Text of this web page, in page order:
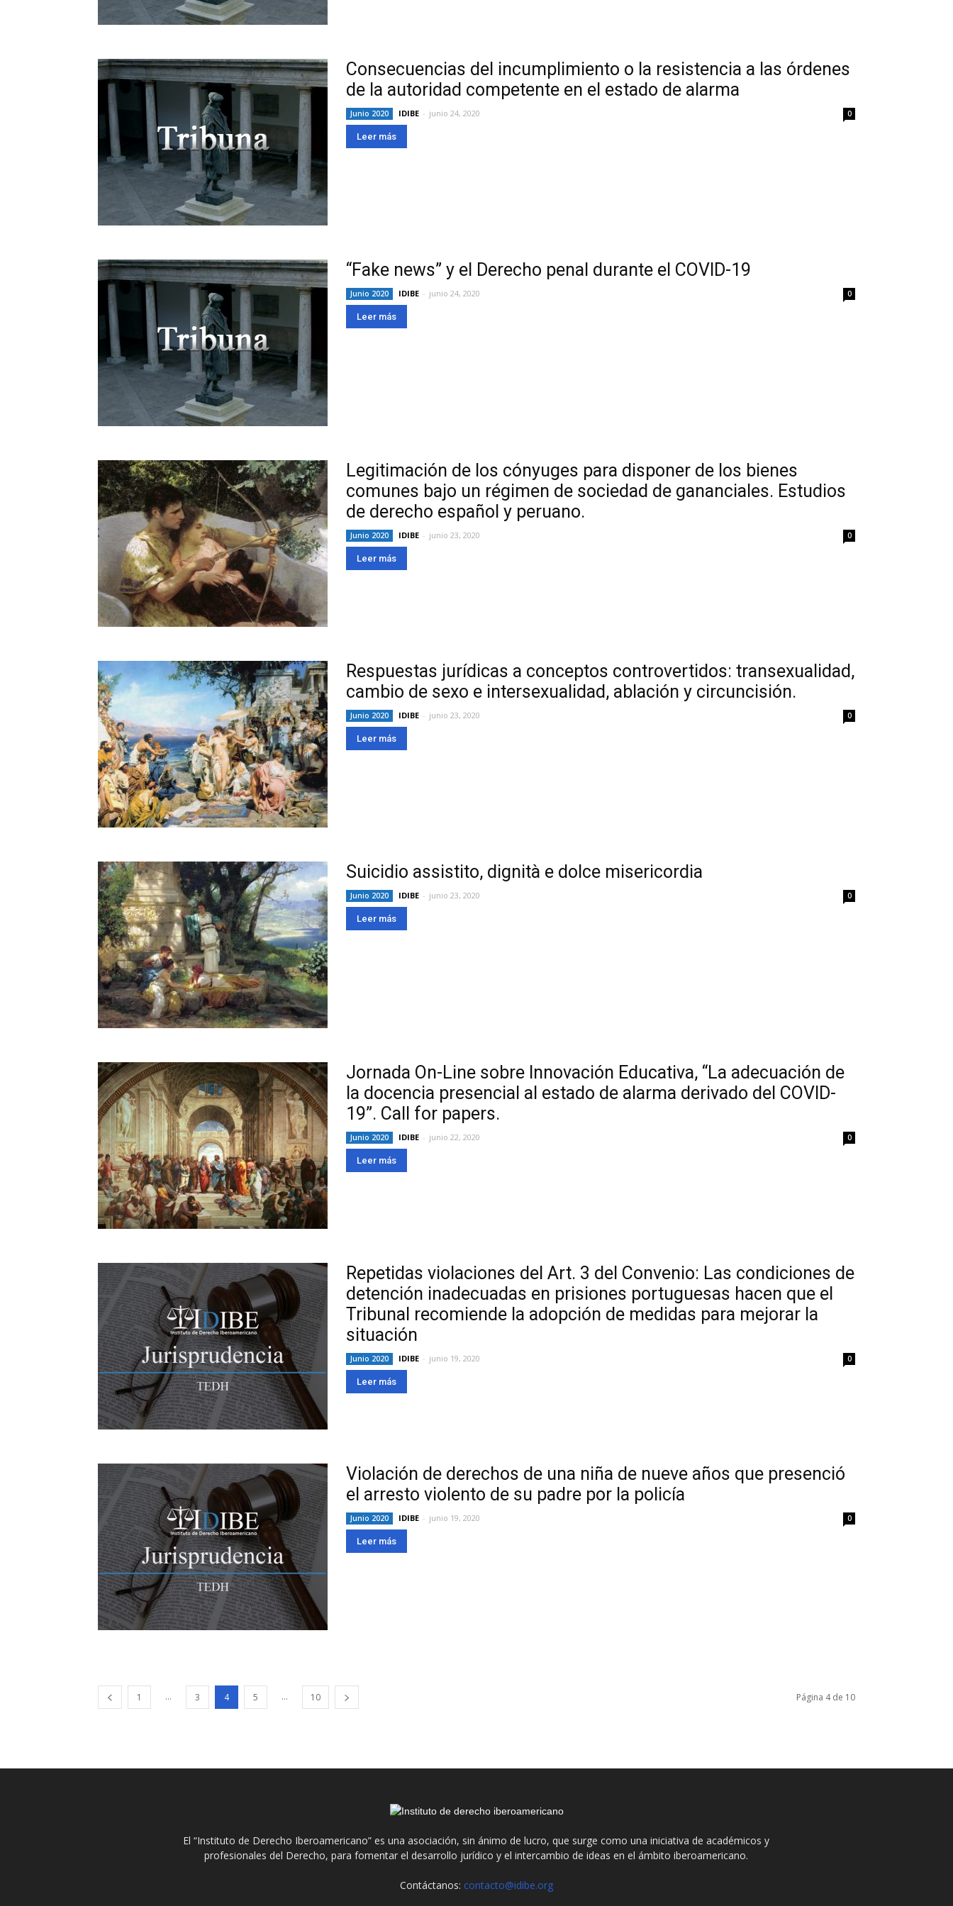
Consecuencias del incumplimiento o la resistencia a las órdenes
de la autoridad competente en el estado de alarma
Junio 2020 IDIBE - junio 24, 2020 0
Leer más
“Fake news” y el Derecho penal durante el COVID-19
Junio 2020 IDIBE - junio 24, 2020 0
Leer más
Legitimación de los cónyuges para disponer de los bienes
comunes bajo un régimen de sociedad de gananciales. Estudios
de derecho español y peruano.
Junio 2020 IDIBE - junio 23, 2020 0
Leer más
Respuestas jurídicas a conceptos controvertidos: transexualidad,
cambio de sexo e intersexualidad, ablación y circuncisión.
Junio 2020 IDIBE - junio 23, 2020 0
Leer más
Suicidio assistito, dignità e dolce misericordia
Junio 2020 IDIBE - junio 23, 2020 0
Leer más
Jornada On-Line sobre Innovación Educativa, “La adecuación de
la docencia presencial al estado de alarma derivado del COVID-
19”. Call for papers.
Junio 2020 IDIBE - junio 22, 2020 0
Leer más
Repetidas violaciones del Art. 3 del Convenio: Las condiciones de
detención inadecuadas en prisiones portuguesas hacen que el
Tribunal recomiende la adopción de medidas para mejorar la
situación
Junio 2020 IDIBE - junio 19, 2020 0
Leer más
Violación de derechos de una niña de nueve años que presenció
el arresto violento de su padre por la policía
Junio 2020 IDIBE - junio 19, 2020 0
Leer más
1 ... 3 4 5 ... 10 Página 4 de 10
El “Instituto de Derecho Iberoamericano” es una asociación, sin ánimo de lucro, que surge como una iniciativa de académicos y
profesionales del Derecho, para fomentar el desarrollo jurídico y el intercambio de ideas en el ámbito iberoamericano.
Contáctanos: contacto@idibe.org